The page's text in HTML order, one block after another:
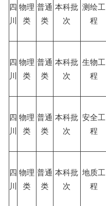
四
川
物理
类
普通
类
本科批
次
测绘工
程
四
川
物理
类
普通
类
本科批
次
生物工
程
四
川
物理
类
普通
类
本科批
次
安全工
程
四
川
物理
类
普通
类
本科批
次
地质工
程